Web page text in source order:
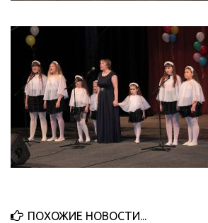
ПОХОЖИЕ НОВОСТИ...